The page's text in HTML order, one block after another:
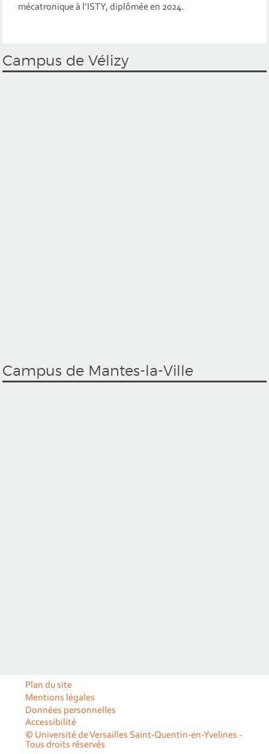
mécatronique à l’ISTY, diplômée en 2024.
Campus de Vélizy
Campus de Mantes-la-Ville
Plan du site
Mentions légales
Données personnelles
Accessibilité
© Université de Versailles Saint-Quentin-en-Yvelines -
Tous droits réservés